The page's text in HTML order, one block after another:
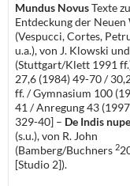
Mundus NovusTexte
Entdeckung der Neuen
(Vespucci, Cortes,
u.a.), von J. Klowski
(Stuttgart/Klett 1991
27,6 (1984) 49-70 /
ff. / Gymnasium 100
41 / Anregung 43
329-40] – De Indis
(s.u.), von R. John
(Bamberg/Buchners 2
[Studio 2]).